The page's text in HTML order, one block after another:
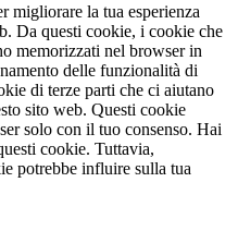
migliorare la tua esperienza
Da questi cookie, i cookie che
memorizzati nel browser in
delle funzionalità di
di terze parti che ci aiutano
sito web. Questi cookie
solo con il tuo consenso. Hai
cookie. Tuttavia,
potrebbe influire sulla tua